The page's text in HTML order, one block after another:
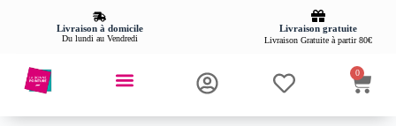
Livraison à domicile
Du lundi au Vendredi
Livraison gratuite
Livraison Gratuite à partir 80€
0